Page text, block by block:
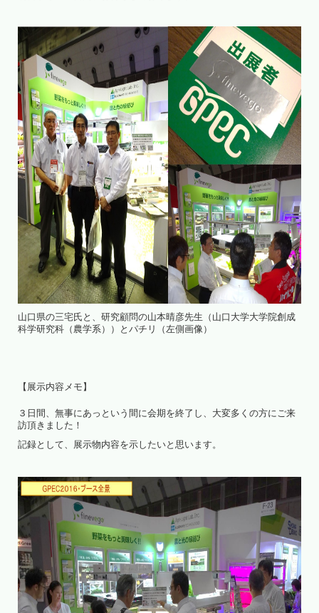
山口県の三宅氏と、研究顧問の山本晴彦先生（山口大学大学院創成
科学研究科（農学系））とパチリ（左側画像）
【展示内容メモ】
３日間、無事にあっという間に会期を終了し、大変多くの方にご来
訪頂きました！
記録として、展示物内容を示したいと思います。